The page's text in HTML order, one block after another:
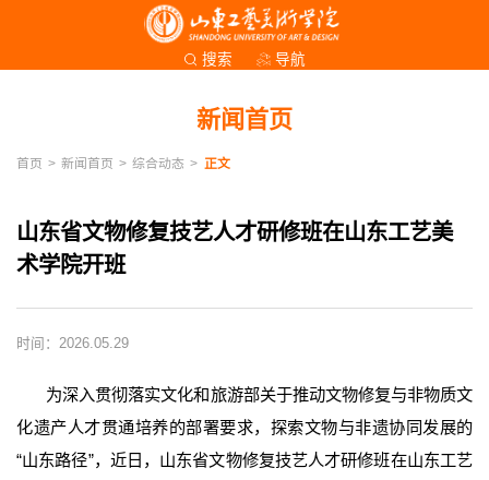
搜索 导航
新闻首页
首页 > 新闻首页 > 综合动态 > 正文
山东省文物修复技艺人才研修班在山东工艺美
术学院开班
时间：2026.05.29
为深入贯彻落实文化和旅游部关于推动文物修复与非物质文
化遗产人才贯通培养的部署要求，探索文物与非遗协同发展的
“山东路径”，近日，山东省文物修复技艺人才研修班在山东工艺